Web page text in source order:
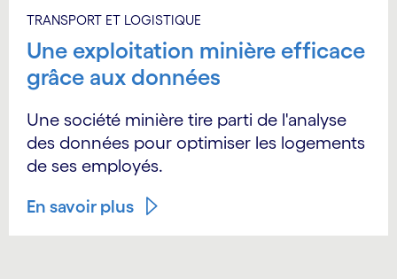
TRANSPORT ET LOGISTIQUE
Une exploitation minière efficace
grâce aux données
Une société minière tire parti de l'analyse
des données pour optimiser les logements
de ses employés.
En savoir plus